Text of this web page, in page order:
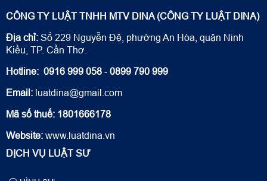
CÔNG TY LUẬT TNHH MTV DINA (CÔNG TY LUẬT DINA)
Địa chỉ: Số 229 Nguyễn Đệ, phường An Hòa, quận Ninh
Kiều, TP. Cần Thơ.
Hotline: 0916 999 058 - 0899 790 999
Email: luatdina@gmail.com
Mã số thuế: 1801666178
Website: www.luatdina.vn
DỊCH VỤ LUẬT SƯ